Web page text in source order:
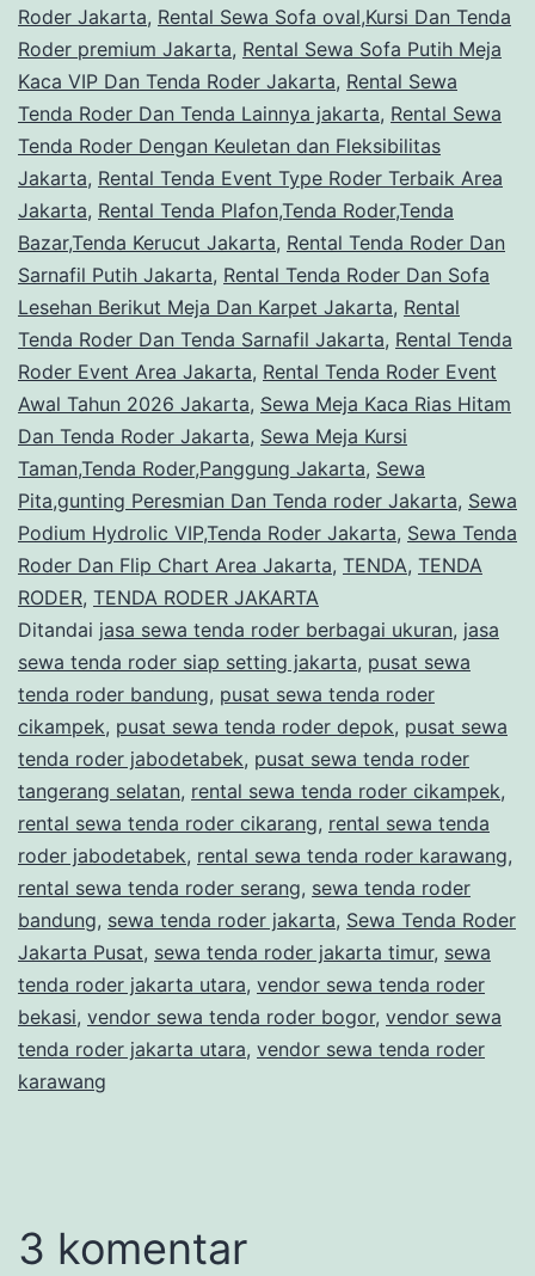
Roder Jakarta, Rental Sewa Sofa oval,Kursi Dan Tenda
Roder premium Jakarta, Rental Sewa Sofa Putih Meja
Kaca VIP Dan Tenda Roder Jakarta, Rental Sewa
Tenda Roder Dan Tenda Lainnya jakarta, Rental Sewa
Tenda Roder Dengan Keuletan dan Fleksibilitas
Jakarta, Rental Tenda Event Type Roder Terbaik Area
Jakarta, Rental Tenda Plafon,Tenda Roder,Tenda
Bazar,Tenda Kerucut Jakarta, Rental Tenda Roder Dan
Sarnafil Putih Jakarta, Rental Tenda Roder Dan Sofa
Lesehan Berikut Meja Dan Karpet Jakarta, Rental
Tenda Roder Dan Tenda Sarnafil Jakarta, Rental Tenda
Roder Event Area Jakarta, Rental Tenda Roder Event
Awal Tahun 2026 Jakarta, Sewa Meja Kaca Rias Hitam
Dan Tenda Roder Jakarta, Sewa Meja Kursi
Taman,Tenda Roder,Panggung Jakarta, Sewa
Pita,gunting Peresmian Dan Tenda roder Jakarta, Sewa
Podium Hydrolic VIP,Tenda Roder Jakarta, Sewa Tenda
Roder Dan Flip Chart Area Jakarta, TENDA, TENDA
RODER, TENDA RODER JAKARTA
Ditandai jasa sewa tenda roder berbagai ukuran, jasa
sewa tenda roder siap setting jakarta, pusat sewa
tenda roder bandung, pusat sewa tenda roder
cikampek, pusat sewa tenda roder depok, pusat sewa
tenda roder jabodetabek, pusat sewa tenda roder
tangerang selatan, rental sewa tenda roder cikampek,
rental sewa tenda roder cikarang, rental sewa tenda
roder jabodetabek, rental sewa tenda roder karawang,
rental sewa tenda roder serang, sewa tenda roder
bandung, sewa tenda roder jakarta, Sewa Tenda Roder
Jakarta Pusat, sewa tenda roder jakarta timur, sewa
tenda roder jakarta utara, vendor sewa tenda roder
bekasi, vendor sewa tenda roder bogor, vendor sewa
tenda roder jakarta utara, vendor sewa tenda roder
karawang
3 komentar